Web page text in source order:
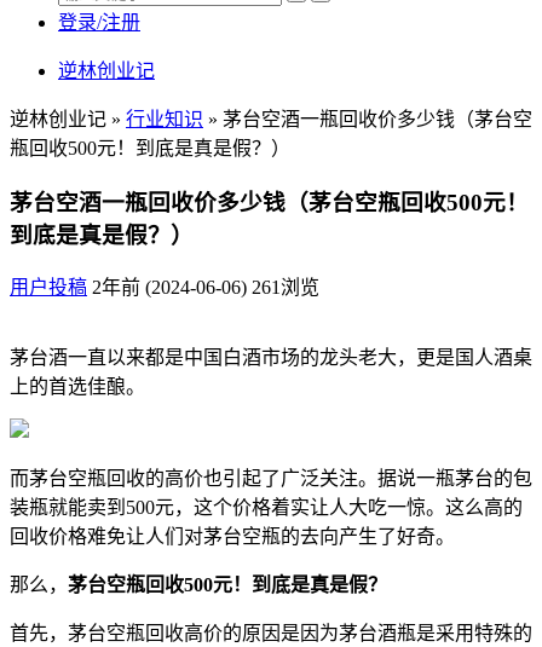
登录/注册
逆林创业记
逆林创业记 » 行业知识 » 茅台空酒一瓶回收价多少钱（茅台空
瓶回收500元！到底是真是假？）
茅台空酒一瓶回收价多少钱（茅台空瓶回收500元！
到底是真是假？）
用户投稿 2年前 (2024-06-06) 261浏览
茅台酒一直以来都是中国白酒市场的龙头老大，更是国人酒桌
上的首选佳酿。
而茅台空瓶回收的高价也引起了广泛关注。据说一瓶茅台的包
装瓶就能卖到500元，这个价格着实让人大吃一惊。这么高的
回收价格难免让人们对茅台空瓶的去向产生了好奇。
那么， 茅台空瓶回收500元！到底是真是假？
首先，茅台空瓶回收高价的原因是因为茅台酒瓶是采用特殊的